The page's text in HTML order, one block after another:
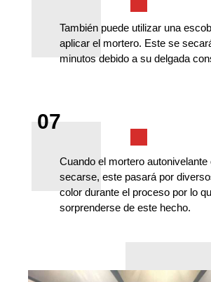
También puede utilizar una
aplicar el mortero. Este se
minutos debido a su delgada
07
Cuando el mortero
secarse, este pasará por
color durante el proceso por lo
sorprenderse de este hecho.